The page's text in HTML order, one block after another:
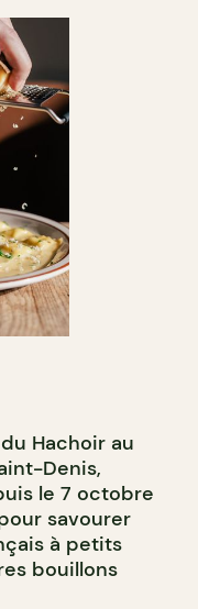
Hachoir au
Denis,
le 7 octobre
savourer
à petits
bouillons